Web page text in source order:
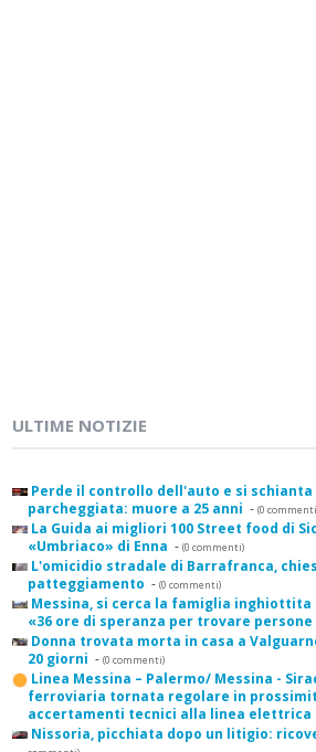
ULTIME NOTIZIE
Perde il controllo dell'auto e si
parcheggiata: muore a 25 anni - (0
La Guida ai migliori 100 Street food di
«Umbriaco» di Enna - (0 commenti)
L'omicidio stradale di Barrafranca,
patteggiamento - (0 commenti)
Messina, si cerca la famiglia
«36 ore di speranza per trovare persone
Donna trovata morta in casa a
20 giorni - (0 commenti)
Linea Messina – Palermo/ Messina -
ferroviaria tornata regolare in
accertamenti tecnici alla linea elettrica
Nissoria, picchiata dopo un litigio: